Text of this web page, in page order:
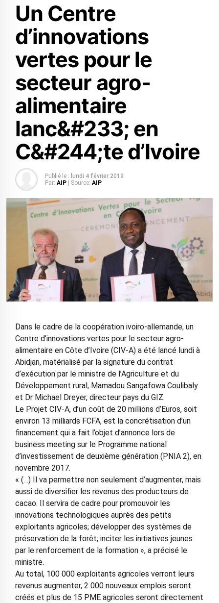
Un Centre
d’innovations
vertes pour le
secteur agro-
alimentaire
lanc&#233; en
C&#244;te d’Ivoire
Publié le : lundi 4 février 2019
Par: AIP | Source: AIP
Dans le cadre de la coopération ivoiro-allemande, un
Centre d’innovations vertes pour le secteur agro-
alimentaire en Côte d’Ivoire (CIV-A) a été lancé lundi à
Abidjan, matérialisé par la signature du contrat
d’exécution par le ministre de l’Agriculture et du
Développement rural, Mamadou Sangafowa Coulibaly
et Dr Michael Dreyer, directeur pays du GIZ.
Le Projet CIV-A, d’un coût de 20 millions d’Euros, soit
environ 13 milliards FCFA, est la concrétisation d’un
financement qui a fait l’objet d’annonce lors de
business meeting sur le Programme national
d’investissement de deuxième génération (PNIA 2), en
novembre 2017.
« (…) Il va permettre non seulement d’augmenter, mais
aussi de diversifier les revenus des producteurs de
cacao. Il servira de cadre pour promouvoir les
innovations technologiques auprès des petits
exploitants agricoles; développer des systèmes de
préservation de la forêt; inciter les initiatives jeunes
par le renforcement de la formation », a précisé le
ministre.
Au total, 100 000 exploitants agricoles verront leurs
revenus augmenter, 2 000 nouveaux emplois seront
créés et plus de 15 PME agricoles seront directement